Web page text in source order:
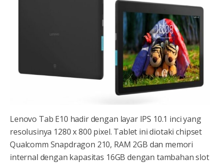
Lenovo Tab E10 hadir dengan layar IPS 10.1 inci yang
resolusinya 1280 x 800 pixel. Tablet ini diotaki chipset
Qualcomm Snapdragon 210, RAM 2GB dan memori
internal dengan kapasitas 16GB dengan tambahan slot